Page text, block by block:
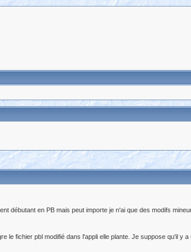
débutant en PB mais peut importe je n'ai que des modifs
le fichier pbl modifié dans l'appli elle plante. Je suppose qu'il y a